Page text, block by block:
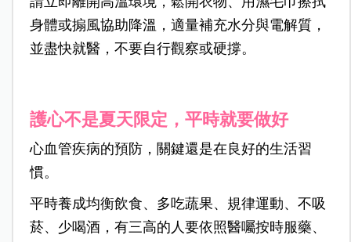
身體或搧風協助降溫，適量補充水分與電解質，
並盡快就醫，不要自行觀察或硬撐。
護心不是夏天限定，平時就要做好
心血管疾病的預防，關鍵還是在良好的生活習
慣。
平時養成均衡飲食、多吃蔬果、規律運動、不吸
菸、少喝酒，有三高的人要依照醫囑按時服藥、